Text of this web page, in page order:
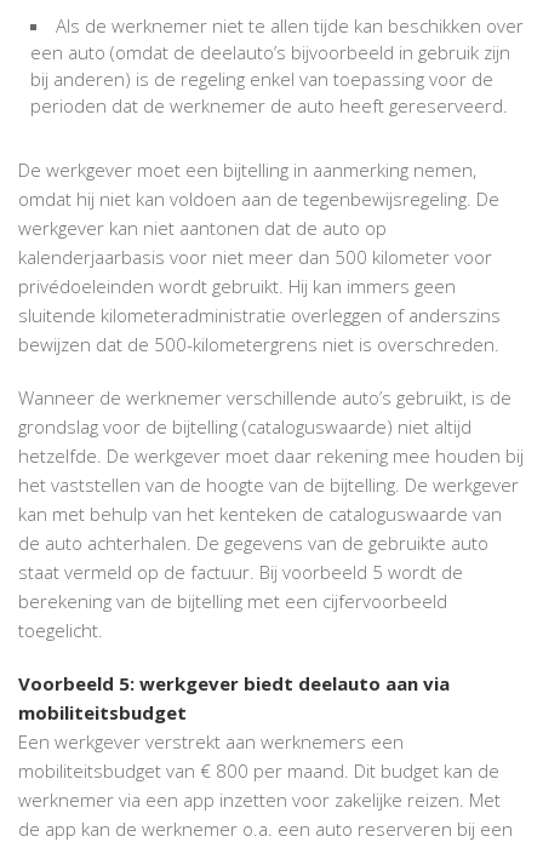
Als de werknemer niet te allen tijde kan beschikken over
een auto (omdat de deelauto’s bijvoorbeeld in gebruik zijn
bij anderen) is de regeling enkel van toepassing voor de
perioden dat de werknemer de auto heeft gereserveerd.
De werkgever moet een bijtelling in aanmerking nemen,
omdat hij niet kan voldoen aan de tegenbewijsregeling. De
werkgever kan niet aantonen dat de auto op
kalenderjaarbasis voor niet meer dan 500 kilometer voor
privédoeleinden wordt gebruikt. Hij kan immers geen
sluitende kilometeradministratie overleggen of anderszins
bewijzen dat de 500-kilometergrens niet is overschreden.
Wanneer de werknemer verschillende auto’s gebruikt, is de
grondslag voor de bijtelling (cataloguswaarde) niet altijd
hetzelfde. De werkgever moet daar rekening mee houden bij
het vaststellen van de hoogte van de bijtelling. De werkgever
kan met behulp van het kenteken de cataloguswaarde van
de auto achterhalen. De gegevens van de gebruikte auto
staat vermeld op de factuur. Bij voorbeeld 5 wordt de
berekening van de bijtelling met een cijfervoorbeeld
toegelicht.
Voorbeeld 5: werkgever biedt deelauto aan via
mobiliteitsbudget
Een werkgever verstrekt aan werknemers een
mobiliteitsbudget van € 800 per maand. Dit budget kan de
werknemer via een app inzetten voor zakelijke reizen. Met
de app kan de werknemer o.a. een auto reserveren bij een